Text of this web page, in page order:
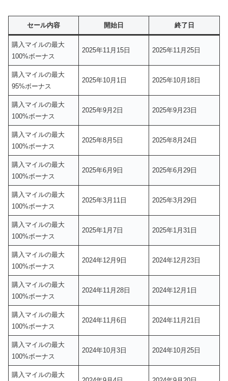
セール内容 開始日 終了日
購入マイルの最大
100%ボーナス
2025年11月15日 2025年11月25日
購入マイルの最大
95%ボーナス
2025年10月1日 2025年10月18日
購入マイルの最大
100%ボーナス
2025年9月2日 2025年9月23日
購入マイルの最大
100%ボーナス
2025年8月5日 2025年8月24日
購入マイルの最大
100%ボーナス
2025年6月9日 2025年6月29日
購入マイルの最大
100%ボーナス
2025年3月11日 2025年3月29日
購入マイルの最大
100%ボーナス
2025年1月7日 2025年1月31日
購入マイルの最大
100%ボーナス
2024年12月9日 2024年12月23日
購入マイルの最大
100%ボーナス
2024年11月28日 2024年12月1日
購入マイルの最大
100%ボーナス
2024年11月6日 2024年11月21日
購入マイルの最大
100%ボーナス
2024年10月3日 2024年10月25日
購入マイルの最大